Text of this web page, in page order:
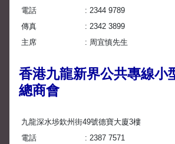
電話
2344 9789
傳真
2342 3899
主席
周宜慎先生
香港九龍新界公共專線小
總商會
九龍深水埗欽州街49號德寶大廈3樓
電話
2387 7571